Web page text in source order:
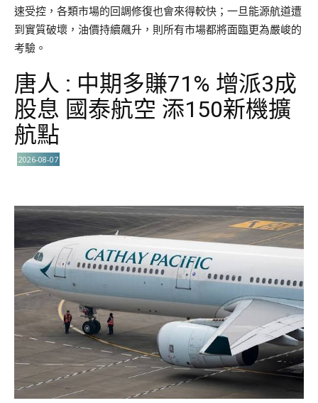
速受控，各類市場的回調修復也會來得較快；一旦能源航道遭
到實質破壞，油價持續飆升，則所有市場都將面臨更為嚴峻的
考驗。
唐人 : 中期多賺71% 增派3成
股息 國泰航空 添150新機擴
航點
2026-08-07